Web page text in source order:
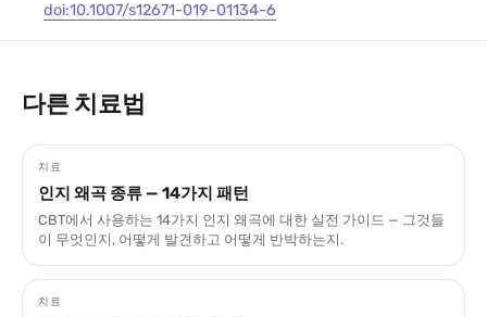
doi:10.1007/s12671-019-01134-6
다른 치료법
치료
인지 왜곡 종류 — 14가지 패턴
CBT에서 사용하는 14가지 인지 왜곡에 대한 실전 가이드 — 그것들
이 무엇인지, 어떻게 발견하고 어떻게 반박하는지.
치료